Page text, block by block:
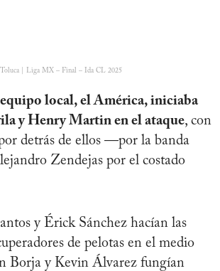
| Liga MX – Final – Ida CL 2025
local, el América, iniciaba
y Henry Martin en el ataque, con
detrás de ellos —por la banda
Zendejas por el costado
y Érick Sánchez hacían las
de pelotas en el medio
Borja y Kevin Álvarez fungían